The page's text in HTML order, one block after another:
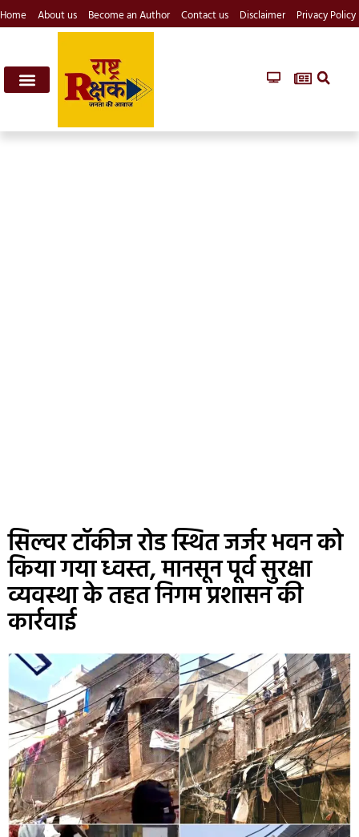
Home About us Become an Author Contact us Disclaimer Privacy Policy
सिल्वर टॉकीज रोड स्थित जर्जर भवन को
किया गया ध्वस्त, मानसून पूर्व सुरक्षा
व्यवस्था के तहत निगम प्रशासन की
कार्रवाई